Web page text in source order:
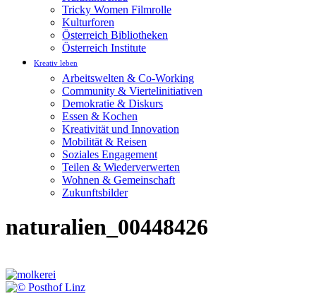
Tricky Women Filmrolle
Kulturforen
Österreich Bibliotheken
Österreich Institute
Kreativ leben
Arbeitswelten & Co-Working
Community & Viertelinitiativen
Demokratie & Diskurs
Essen & Kochen
Kreativität und Innovation
Mobilität & Reisen
Soziales Engagement
Teilen & Wiederverwerten
Wohnen & Gemeinschaft
Zukunftsbilder
naturalien_00448426